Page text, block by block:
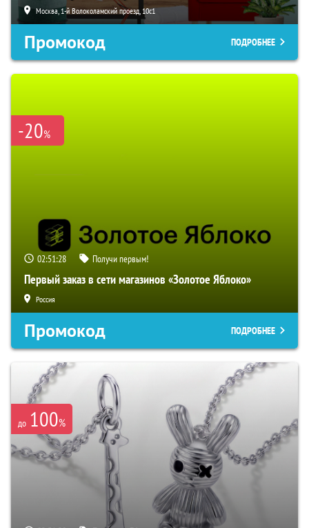
Москва, 1-й Волоколамский проезд, 10с1
Промокод ПОДРОБНЕЕ
-20%
02:51:27 Получи первым!
Первый заказ в сети магазинов «Золотое Яблоко»
Россия
Промокод ПОДРОБНЕЕ
до 100%